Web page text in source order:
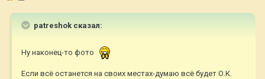
patreshok сказал:
Ну наконец-то фото
Если всё останется на своих местах-думаю всё будет О.К.